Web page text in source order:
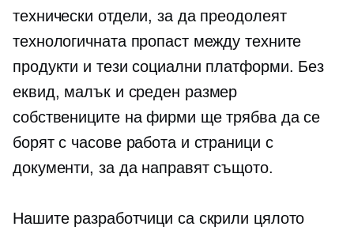
технически отдели, за да преодолеят
технологичната пропаст между техните
продукти и тези социални платформи. Без
еквид, малък и среден размер
собствениците на фирми ще трябва да се
борят с часове работа и страници с
документи, за да направят същото.
Нашите разработчици са скрили цялото